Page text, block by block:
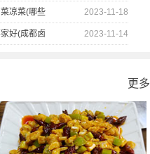
2023-11-18
凉菜(哪些
2023-11-14
好(成都卤
更多